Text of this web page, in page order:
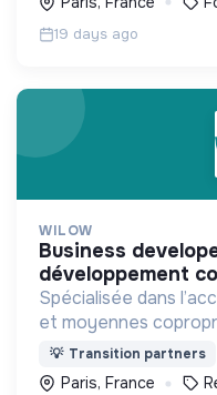
19 days ago
WILOW
business developer - chargé(e) de
développement
Spécialisée dans
et moyennes
faciliter leur
💡 Transition partners
Paris, France